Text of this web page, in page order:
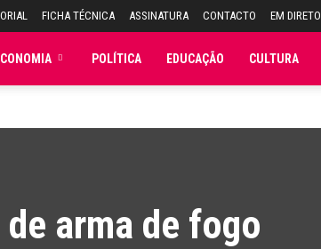
FICHA TÉCNICA ASSINATURA CONTACTO EM DIRETO
POLÍTICA EDUCAÇÃO CULTURA
arma de fogo